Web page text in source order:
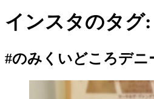
インスタのタグ:
#のみくいどころデニ